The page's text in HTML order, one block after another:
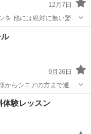
12月7日
を 他には絶対に無い驚安
途スタジオ代はかかりま
けた方限定でレッスン料
9月26日
からシニアの方まで通っ
時間 みんなで楽しくパー
パーカッション
体験レッスン